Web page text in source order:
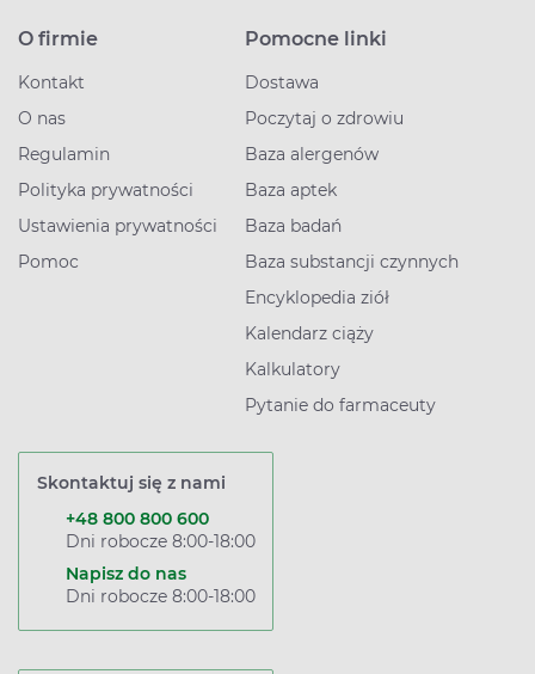
O firmie
Kontakt
O nas
Regulamin
Polityka prywatności
Ustawienia prywatności
Pomoc
Pomocne linki
Dostawa
Poczytaj o zdrowiu
Baza alergenów
Baza aptek
Baza badań
Baza substancji czynnych
Encyklopedia ziół
Kalendarz ciąży
Kalkulatory
Pytanie do farmaceuty
Skontaktuj się z nami
+48 800 800 600
Dni robocze 8:00-18:00
Napisz do nas
Dni robocze 8:00-18:00